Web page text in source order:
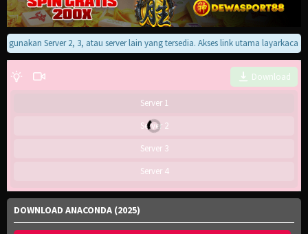
Server 2, 3, atau server lain yang tersedia. Akses link utama layarkaca
Download
Server 1
Server 2
Server 3
Server 4
DOWNLOAD ANACONDA (2025)